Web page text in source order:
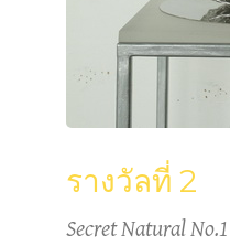
รางวัลที่ 2
Secret Natural No.1